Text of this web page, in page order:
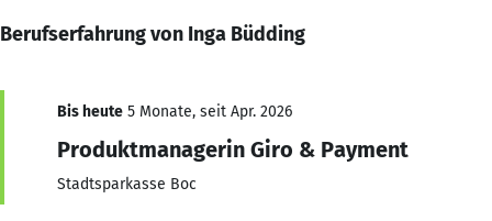
Berufserfahrung von Inga Büdding
Bis heute 5 Monate, seit Apr. 2026
Produktmanagerin Giro & Payment
Stadtsparkasse Boc